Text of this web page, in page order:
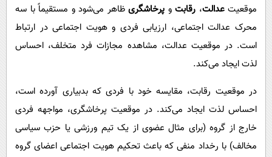
موقعیتعدالت، رقابتو پرخاشگریظاهر می‌شود و مستقیماً با سه
محرک عدالت اجتماعی، ارزیابی فردی و هویت اجتماعی در ارتباط
است. در موقعیت عدالت، مشاهده مجازات فرد متخلف، احساس
لذت ایجاد می‌کند.
در موقعیت رقابت، مقایسه خود با فردی که بدبیاری آورده است،
احساس لذت ایجاد می‌کند. در موقعیت پرخاشگری، مواجهه فردی
خارج از گروه (برای مثال عضوی از یک تیم ورزشی یا حزب سیاسی
مخالف) با رخداد منفی که باعث تحکیم هویت اجتماعی اعضای گروه